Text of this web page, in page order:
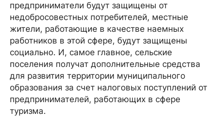
предприниматели будут защищены от
недобросовестных потребителей, местные
жители, работающие в качестве наемных
работников в этой сфере, будут защищены
социально. И, самое главное, сельские
поселения получат дополнительные средства
для развития территории муниципального
образования за счет налоговых поступлений от
предпринимателей, работающих в сфере
туризма.